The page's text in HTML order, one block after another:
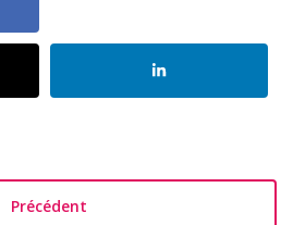
Précédent